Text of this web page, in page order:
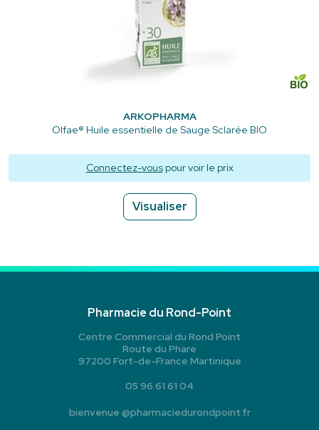
ARKOPHARMA
Olfae® Huile essentielle de Sauge Sclarée BIO
Connectez-vouspour voir le prix
Visualiser
Pharmacie du Rond-Point
Centre Commercial du Rond Point
Route du Phare
97200 Fort-de-France Martinique
05 96 61 61 04
bienvenue @pharmaciedurondpoint.fr